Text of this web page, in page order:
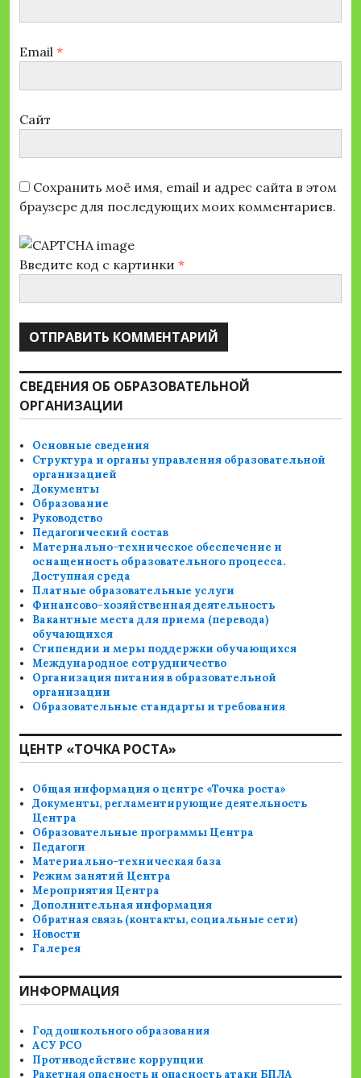
Email *
Сайт
Сохранить моё имя, email и адрес сайта в этом
браузере для последующих моих комментариев.
Введите код с картинки *
СВЕДЕНИЯ ОБ ОБРАЗОВАТЕЛЬНОЙ
ОРГАНИЗАЦИИ
Основные сведения
Структура и органы управления образовательной
организацией
Документы
Образование
Руководство
Педагогический состав
Материально-техническое обеспечение и
оснащенность образовательного процесса.
Доступная среда
Платные образовательные услуги
Финансово-хозяйственная деятельность
Вакантные места для приема (перевода)
обучающихся
Стипендии и меры поддержки обучающихся
Международное сотрудничество
Организация питания в образовательной
организации
Образовательные стандарты и требования
ЦЕНТР «ТОЧКА РОСТА»
Общая информация о центре «Точка роста»
Документы, регламентирующие деятельность
Центра
Образовательные программы Центра
Педагоги
Материально-техническая база
Режим занятий Центра
Мероприятия Центра
Дополнительная информация
Обратная связь (контакты, социальные сети)
Новости
Галерея
ИНФОРМАЦИЯ
Год дошкольного образования
АСУ РСО
Противодействие коррупции
Ракетная опасность и опасность атаки БПЛА